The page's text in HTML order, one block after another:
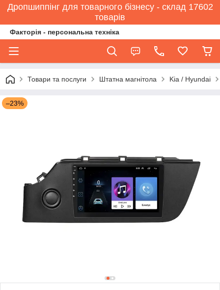
Дропшиппінг для товарного бізнесу - склад 17602
товарів
Факторія - персональна техніка
Товари та послуги Штатна магнітола Kia / Hyundai
–23%